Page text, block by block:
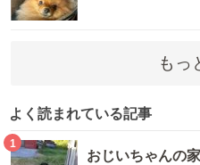
もっ
よく読まれている記事
1
おじいちゃんの